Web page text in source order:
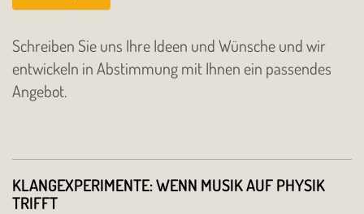
Schreiben Sie uns Ihre Ideen und Wünsche und wir
entwickeln in Abstimmung mit Ihnen ein passendes
Angebot.
KLANGEXPERIMENTE: WENN MUSIK AUF PHYSIK
TRIFFT